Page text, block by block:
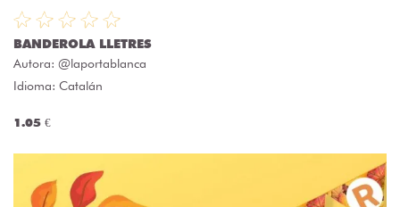
BANDEROLA LLETRES
Autora: @laportablanca
Idioma: Catalán
1.05 €